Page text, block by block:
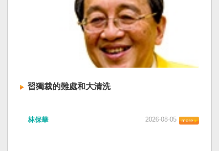
爭。當然也沒有以反共為名、行專政之實的卅八
年戒嚴讓許多政治受難者的母親長期在黑夜哭
泣。 如果一九四五年八一五台灣獨立了，台灣早
已民主化，不必有長期戒嚴體制的壓迫，也沒有
隨中國國民黨從中國流亡到台灣形成的流亡殖民
群落留下來的遺民問題。漢字文化圈的國家台灣
來台也是中國僑民或台灣新住民、新國民，而不
國民養成過程的教育被教導成一個虛構的大國，
接受統戰滲透和紅色恐怖、不會坐視中國將壓迫
黑手伸進台灣，或任何自由國家與地區。 不會坐
視北京黑手伸進台灣 賴清德指出，中國上個月不
顧國際反對，實施「民族團結進步促進法」，
「對中政策跨國議會聯盟」（IPAC）隨即發表聲
明，譴責嚴重違反基本人權。他感謝IPAC日本共
同主席中谷元、IPAC執行主任裴倫德昨以行動再
次彰顯這份聲明的立場，很榮幸代表台灣人民接
受IPAC的聲明，台灣會給予堅定的支持，共同捍
更透過跨國鎮壓手段，對世界各國人民進行政治
習獨裁的難處和大清洗
中全會。本來以為在七月上海的AI全球大會以
林保華 2026-08-05